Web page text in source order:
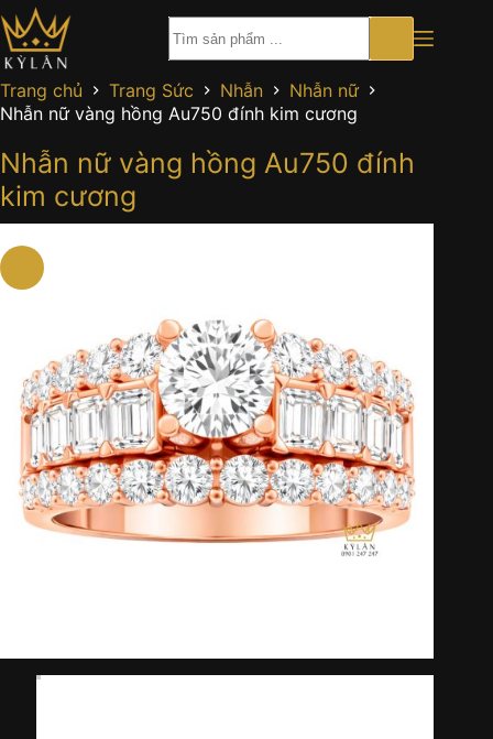
Chuyển
đến
phần
nội
dung
Trang chủ Trang Sức Nhẫn
Nhẫn nữ
Nhẫn nữ vàng hồng Au750 đính kim cương
Nhẫn nữ vàng hồng Au750 đính
kim cương